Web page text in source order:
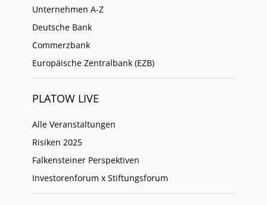
Unternehmen A-Z
Deutsche Bank
Commerzbank
Europäische Zentralbank (EZB)
PLATOW LIVE
Alle Veranstaltungen
Risiken 2025
Falkensteiner Perspektiven
Investorenforum x Stiftungsforum